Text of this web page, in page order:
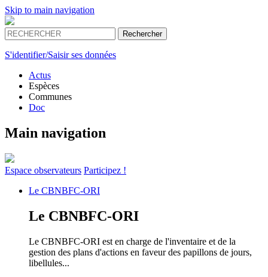
Skip to main navigation
S'identifier/Saisir ses données
Actus
Espèces
Communes
Doc
Main navigation
Espace observateurs Participez !
Le CBNBFC-ORI
Le CBNBFC-ORI
Le CBNBFC-ORI est en charge de l'inventaire et de la
gestion des plans d'actions en faveur des papillons de jours,
libellules...